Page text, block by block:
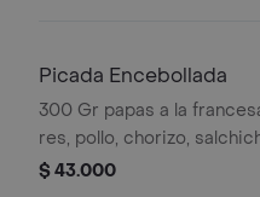
Picada Encebollada
300 Gr papas a la
res, pollo, chorizo,
americana bañada en bbq
$ 43.000